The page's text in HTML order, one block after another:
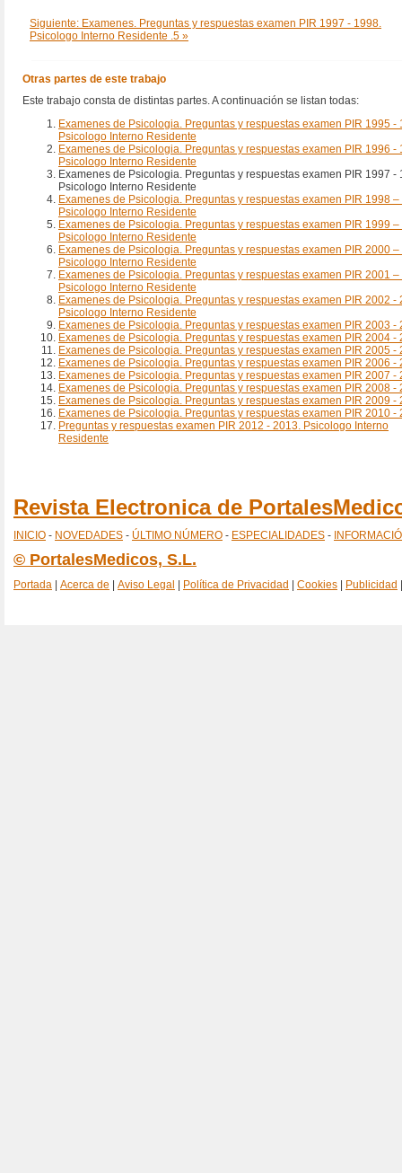
Siguiente: Examenes. Preguntas y respuestas examen PIR 1997 - 1998.
Psicologo Interno Residente .5 »
Otras partes de este trabajo
Este trabajo consta de distintas partes. A continuación se listan todas:
Examenes de Psicologia. Preguntas y respuestas examen PIR 1995 -
Psicologo Interno Residente
Examenes de Psicologia. Preguntas y respuestas examen PIR 1996 -
Psicologo Interno Residente
Examenes de Psicologia. Preguntas y respuestas examen PIR 1997 -
Psicologo Interno Residente
Examenes de Psicologia. Preguntas y respuestas examen PIR 1998 –
Psicologo Interno Residente
Examenes de Psicologia. Preguntas y respuestas examen PIR 1999 –
Psicologo Interno Residente
Examenes de Psicologia. Preguntas y respuestas examen PIR 2000 –
Psicologo Interno Residente
Examenes de Psicologia. Preguntas y respuestas examen PIR 2001 –
Psicologo Interno Residente
Examenes de Psicologia. Preguntas y respuestas examen PIR 2002 -
Psicologo Interno Residente
Examenes de Psicologia. Preguntas y respuestas examen PIR 2003 -
Examenes de Psicologia. Preguntas y respuestas examen PIR 2004 -
Examenes de Psicologia. Preguntas y respuestas examen PIR 2005 -
Examenes de Psicologia. Preguntas y respuestas examen PIR 2006 -
Examenes de Psicologia. Preguntas y respuestas examen PIR 2007 -
Examenes de Psicologia. Preguntas y respuestas examen PIR 2008 -
Examenes de Psicologia. Preguntas y respuestas examen PIR 2009 -
Examenes de Psicologia. Preguntas y respuestas examen PIR 2010 -
Preguntas y respuestas examen PIR 2012 - 2013. Psicologo Interno
Residente
Revista Electronica de
INICIO - NOVEDADES - ÚLTIMO NÚMERO - ESPECIALIDADES -
© PortalesMedicos, S.L.
Portada Acerca de Aviso Legal Política de Privacidad Cookies Publicidad